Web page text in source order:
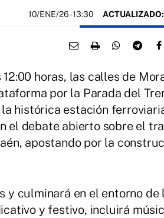
10/ENE/26- 13:30 ACTUALIZADO:
horas, las calles de
por la Parada del
histórica estación
el debate abierto sobre el
apostando por la
y culminará en el entorno de
y festivo, incluirá